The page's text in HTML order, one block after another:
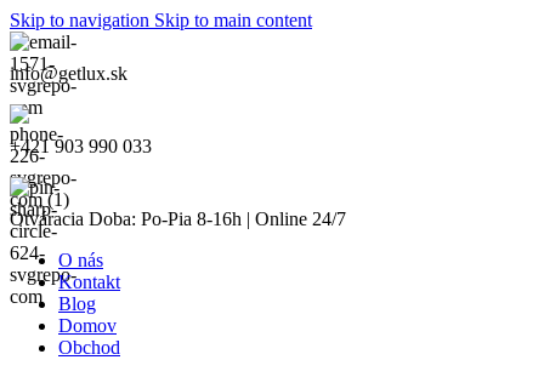
Skip to navigation Skip to main content
info@getlux.sk
+421 903 990 033
Otváracia Doba: Po-Pia 8-16h | Online 24/7
O nás
Kontakt
Blog
Domov
Obchod